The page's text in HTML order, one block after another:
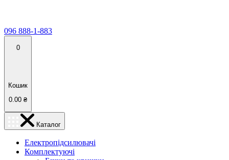
096 888-1-883
0
Кошик
0.00 ₴
Каталог
Електропідсилювачі
Комплектуючі